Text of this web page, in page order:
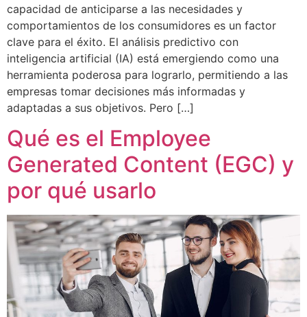
capacidad de anticiparse a las necesidades y
comportamientos de los consumidores es un factor
clave para el éxito. El análisis predictivo con
inteligencia artificial (IA) está emergiendo como una
herramienta poderosa para lograrlo, permitiendo a las
empresas tomar decisiones más informadas y
adaptadas a sus objetivos. Pero […]
Qué es el Employee
Generated Content (EGC) y
por qué usarlo